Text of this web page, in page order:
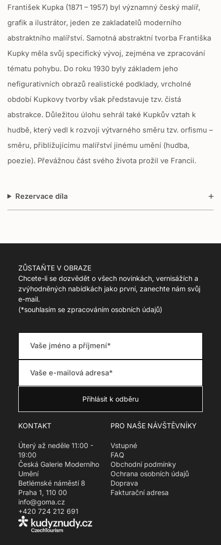
.
r
o
u
c
.
r
g
u
a
r
r
i
c
František Kupka (1871 – 1957) byl významný český malíř,
grafik a ilustrátor, jeden ze zakladatelů moderního
abstraktního malířství. Samotná abstraktní tvorba Františka
Kupky měla svůj specifický vývoj, zejména ve zpracování
tématu pohybu. Do roku 1930 byly základem jeho
nefigurativních obrazů realistické podklady, vrcholné
období Kupkovy tvorby však představuje tzv. čistá
abstrakce. Důležitou úlohu sehrál také Kupkův vztah k
hudbě, který vedl k rozvoji výtvarného směru tzv. orfismu –
směru, přibližujícímu malířství jinému umění (hudba,
poezie). Převážnou část svého života prožil ve Francii.
Rezervace díla
ZŮSTAŇTE V OBRAZE
Chcete-li se dozvědět o všech novinkách, vernisážích a
zvýhodněných nabídkách jako první, zanechte nám svůj
e-mail.
(*souhlasím se zpracováním osobních údajů)
KONTAKT
Úterý až neděle 11:00 -
19:00
Česká Galerie Moderního
Umění
Betlémské náměstí 8
Praha 1, 110 00
info@goma.cz
+420 724 212 691
PRO NAŠE NÁVŠTĚVNÍKY
Vstupné
FAQ
Obchodní podmínky
Ochrana osobních údajů
Doprava
Fakturační adresa